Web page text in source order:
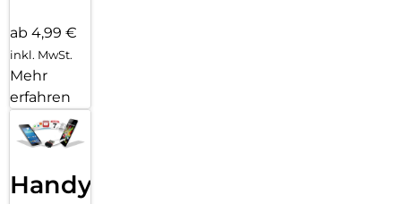
ab 4,99 €
inkl. MwSt.
Mehr
erfahren
Handy